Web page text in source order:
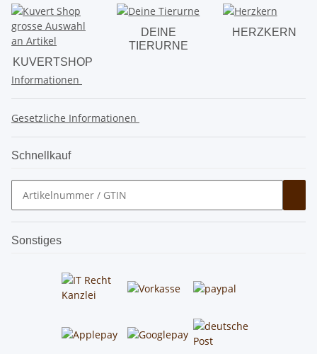
KUVERTSHOP
DEINE
TIERURNE
HERZKERN
Informationen
Gesetzliche Informationen
Schnellkauf
Sonstiges